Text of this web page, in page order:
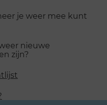
je weer mee kunt
nieuwe
zijn?